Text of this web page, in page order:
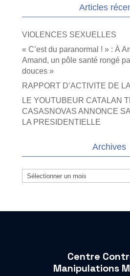
Articles
VIOLENCES SEXUELLES
« C’est du paranormal ! » : À
Amand, un pôle santé rongé
douces »
RAPPORT D’ACTIVITE DE
LE YOUTUBEUR CATALAN
CASASNOVAS ANNONCE
LA PRESIDENTIELLE
Archives
Archives
Centre
Manipulations